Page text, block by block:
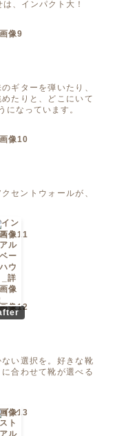
、インパクト大！
ギターを弾いたり、
たりと、どこにいて
になっています。
セントウォールが、
い選択を。好きな靴
合わせて靴が選べる